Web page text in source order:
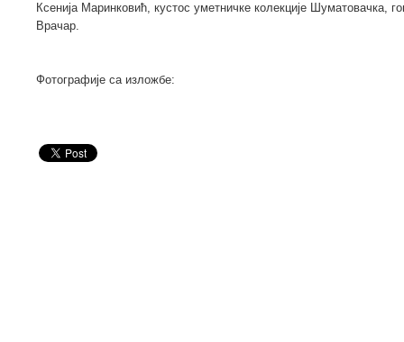
Ксенија Маринковић, кустос уметничке колекције Шуматовачка,
Врачар.
Фотографије са изложбе: